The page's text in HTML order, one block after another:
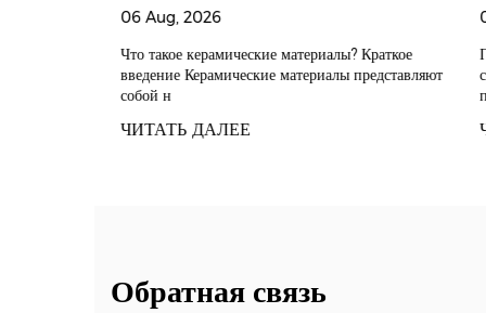
06 Aug, 2026
Что такое керамические материалы? Краткое
введение Керамические материалы представляют
собой н
ЧИТАТЬ ДАЛЕЕ
Обратная связь